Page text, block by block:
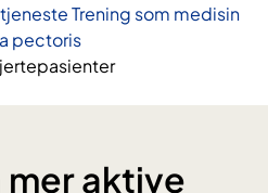
Trening som medisin
pectoris
mer aktive